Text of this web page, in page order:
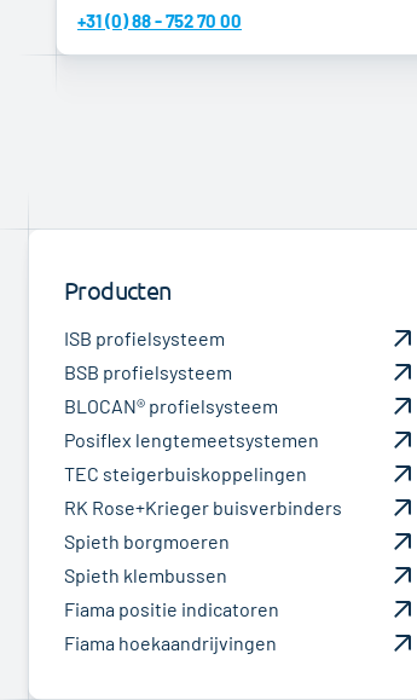
+31 (0) 88 - 752 70 00
Producten
ISB profielsysteem
BSB profielsysteem
BLOCAN® profielsysteem
Posiflex lengtemeetsystemen
TEC steigerbuiskoppelingen
RK Rose+Krieger buisverbinders
Spieth borgmoeren
Spieth klembussen
Fiama positie indicatoren
Fiama hoekaandrijvingen